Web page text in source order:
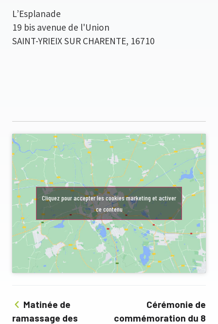
L’Esplanade
19 bis avenue de l'Union
SAINT-YRIEIX SUR CHARENTE, 16710
Cliquez pour accepter les cookies marketing et activer
ce contenu
Matinée de
ramassage des
Cérémonie de
commémoration du 8